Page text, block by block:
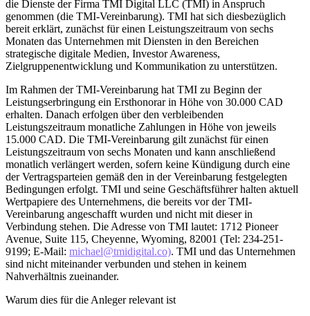
die Dienste der Firma TMI Digital LLC (TMI) in Anspruch
genommen (die TMI-Vereinbarung). TMI hat sich diesbezüglich
bereit erklärt, zunächst für einen Leistungszeitraum von sechs
Monaten das Unternehmen mit Diensten in den Bereichen
strategische digitale Medien, Investor Awareness,
Zielgruppenentwicklung und Kommunikation zu unterstützen.
Im Rahmen der TMI-Vereinbarung hat TMI zu Beginn der
Leistungserbringung ein Ersthonorar in Höhe von 30.000 CAD
erhalten. Danach erfolgen über den verbleibenden
Leistungszeitraum monatliche Zahlungen in Höhe von jeweils
15.000 CAD. Die TMI-Vereinbarung gilt zunächst für einen
Leistungszeitraum von sechs Monaten und kann anschließend
monatlich verlängert werden, sofern keine Kündigung durch eine
der Vertragsparteien gemäß den in der Vereinbarung festgelegten
Bedingungen erfolgt. TMI und seine Geschäftsführer halten aktuell
Wertpapiere des Unternehmens, die bereits vor der TMI-
Vereinbarung angeschafft wurden und nicht mit dieser in
Verbindung stehen. Die Adresse von TMI lautet: 1712 Pioneer
Avenue, Suite 115, Cheyenne, Wyoming, 82001 (Tel: 234-251-
9199; E-Mail: michael@tmidigital.co). TMI und das Unternehmen
sind nicht miteinander verbunden und stehen in keinem
Nahverhältnis zueinander.
Warum dies für die Anleger relevant ist